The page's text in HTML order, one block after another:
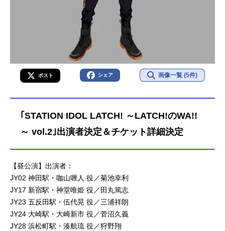
ポスト シェア 画像一覧 (5件)
｢STATION IDOL LATCH! ～LATCH!のWA!!
～ vol.2｣出演者決定＆チケット詳細決定
【昼公演】出演者：
JY02 神⽥駅・咖⼭喱⼈ 役／菊池幸利
JY17 新宿駅・神堂唯姫 役／⽥丸篤志
JY23 五反⽥駅・伍代晃 役／三浦祥朗
JY24 ⼤崎駅・⼤崎新市 役／菅沼久義
JY28 浜松町駅・湊航琉 役／狩野翔